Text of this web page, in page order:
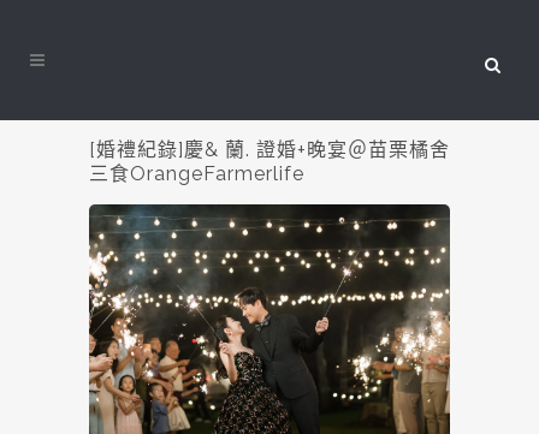
[婚禮紀錄]慶& 蘭. 證婚+晚宴＠苗栗橘舍
三食OrangeFarmerlife